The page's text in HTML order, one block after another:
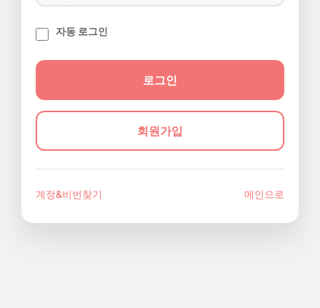
자동 로그인
회원가입
계정&비번찾기 메인으로